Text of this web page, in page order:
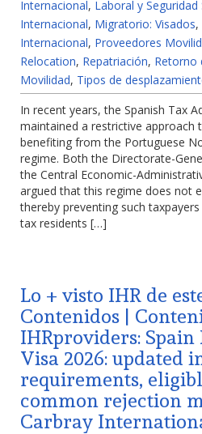
Internacional, Laboral y
Internacional, Migratorio: Visados,
Internacional, Proveedores
Relocation, Repatriación, Retorno
Movilidad, Tipos de
In recent years, the Spanish Tax
maintained a restrictive approach
benefiting from the Portuguese
regime. Both the Directorate-
the Central Economic-
argued that this regime does not
thereby preventing such
tax residents […]
Lo + visto IHR de
Contenidos |
IHRproviders:
Visa 2026: updated
requirements,
common rejection
Carbray